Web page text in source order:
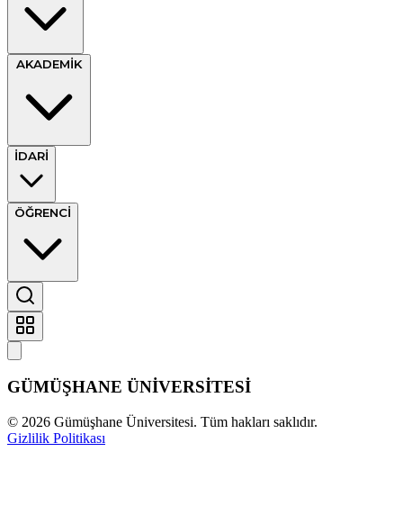
AKADEMİK
İDARİ
ÖĞRENCİ
GÜMÜŞHANE ÜNİVERSİTESİ
© 2026 Gümüşhane Üniversitesi. Tüm hakları saklıdır.
Gizlilik Politikası